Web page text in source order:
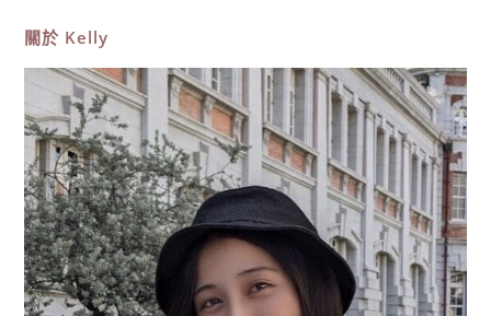
廳
推
6
吃
美
食、
星
空
夜
景、
浪
漫
夕
陽，
含
菜
單
關於 Kelly